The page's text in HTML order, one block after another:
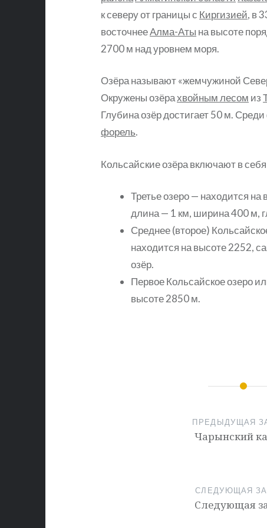
к северу от границы с Киргизией, в
восточнееАлма-Аты на высоте
2700 м над уровнем моря.
Озёра называют «жемчужиной
Окружены озёрахвойным лесом из
Глубина озёр достигает 50 м.
форель.
Кольсайские озёра включают в
Третье озеро — находится на
длина — 1 км, ширина 400 м,
Среднее (второе)
находится на высоте 2252,
озёр.
Первое Кольсайское озеро
высоте 2850 м.
ПРЕДЫДУЩАЯ
Чарынский
СЛЕДУЮЩАЯ
Следующая